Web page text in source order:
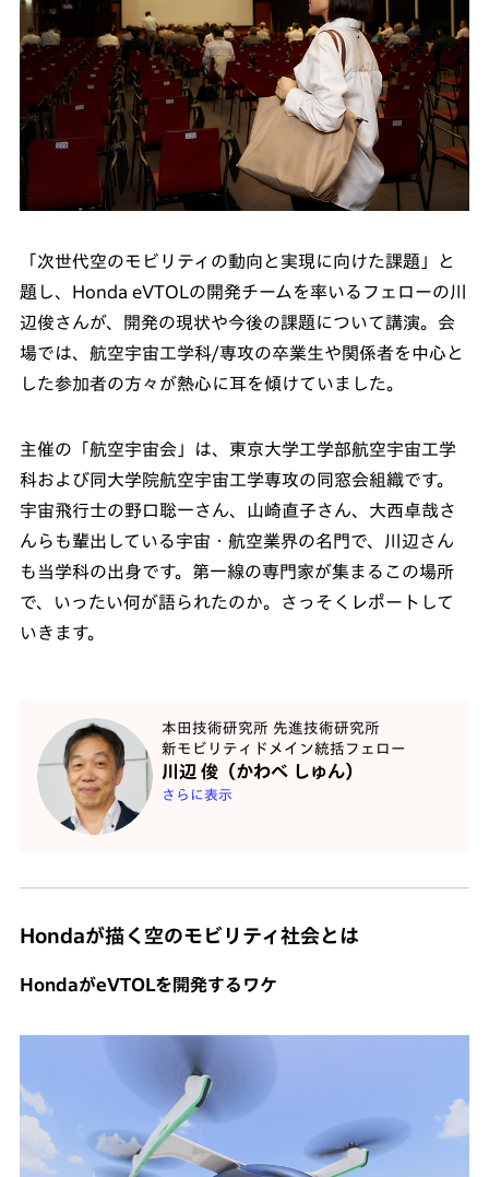
「次世代空のモビリティの動向と実現に向けた課題」と
題し、Honda eVTOLの開発チームを率いるフェローの川
辺俊さんが、開発の現状や今後の課題について講演。会
場では、航空宇宙工学科/専攻の卒業生や関係者を中心と
した参加者の方々が熱心に耳を傾けていました。
主催の「航空宇宙会」は、東京大学工学部航空宇宙工学
科および同大学院航空宇宙工学専攻の同窓会組織です。
宇宙飛行士の野口聡一さん、山崎直子さん、大西卓哉さ
んらも輩出している宇宙・航空業界の名門で、川辺さん
も当学科の出身です。第一線の専門家が集まるこの場所
で、いったい何が語られたのか。さっそくレポートして
いきます。
本田技術研究所 先進技術研究所
新モビリティドメイン統括フェロー
川辺 俊（かわべ しゅん）
さらに表示
Hondaが描く空のモビリティ社会とは
HondaがeVTOLを開発するワケ